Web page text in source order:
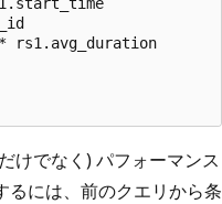
rs1.avg_duration
けでなく) パフォーマンス
るには、前のクエリから条